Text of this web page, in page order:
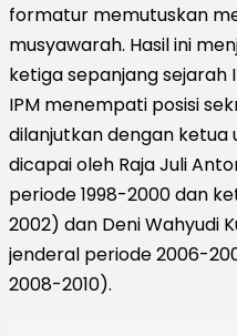
formatur memutuskan
musyawarah. Hasil ini
ketiga sepanjang sejarah
IPM menempati posisi
dilanjutkan dengan ketua
dicapai oleh Raja Juli
periode 1998-2000 dan
2002) dan Deni Wahyudi
jenderal periode 2006-
2008-2010).